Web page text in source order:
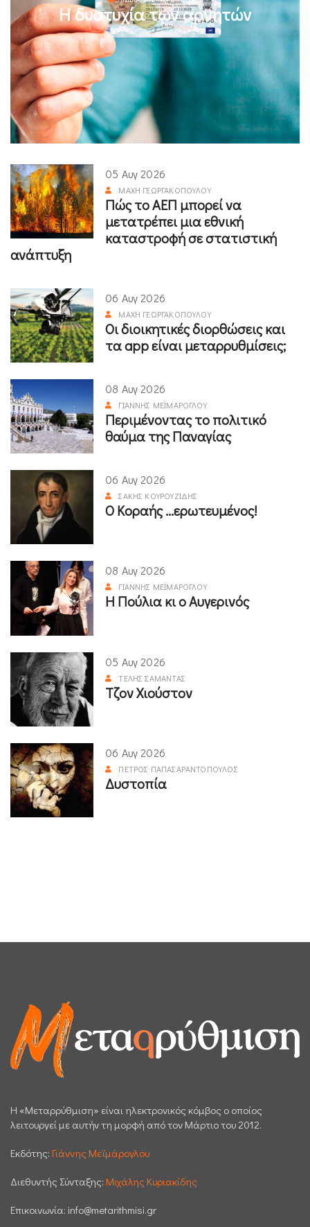
Η δυστυχία των αρνητών
05 Αυγ 2026
ΜΆΧΗ ΓΕΩΡΓΑΚΟΠΟΎΛΟΥ
Πώς το ΑΕΠ μπορεί να
μετατρέπει μια εθνική
καταστροφή σε στατιστική
ανάπτυξη
06 Αυγ 2026
ΜΆΧΗ ΓΕΩΡΓΑΚΟΠΟΎΛΟΥ
Οι διοικητικές διορθώσεις και
τα app είναι μεταρρυθμίσεις;
08 Αυγ 2026
ΓΙΆΝΝΗΣ ΜΕΪΜΆΡΟΓΛΟΥ
Περιμένοντας το πολιτικό
θαύμα της Παναγίας
06 Αυγ 2026
ΣΆΚΗΣ ΚΟΥΡΟΥΖΊΔΗΣ
Ο Κοραής ...ερωτευμένος!
08 Αυγ 2026
ΓΙΆΝΝΗΣ ΜΕΪΜΆΡΟΓΛΟΥ
Η Πούλια κι ο Αυγερινός
05 Αυγ 2026
ΤΈΛΗΣ ΣΑΜΑΝΤΆΣ
Τζον Χιούστον
06 Αυγ 2026
ΠΈΤΡΟΣ ΠΑΠΑΣΑΡΑΝΤΌΠΟΥΛΟΣ
Δυστοπία
H «Μεταρρύθμιση» είναι ηλεκτρονικός κόμβος ο οποίος
λειτουργεί με αυτήν τη μορφή από τον Μάρτιο του 2012.
Εκδότης: Γιάννης Μεϊμάρογλου
Διεθυντής Σύνταξης: Μιχάλης Κυριακίδης
Επικοινωνία: info@metarithmisi.gr